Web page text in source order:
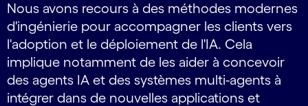
Nous avons recours à des méthodes modernes
d'ingénierie pour accompagner les clients vers
l'adoption et le déploiement de l'IA. Cela
implique notamment de les aider à concevoir
des agents IA et des systèmes multi-agents à
intégrer dans de nouvelles applications et